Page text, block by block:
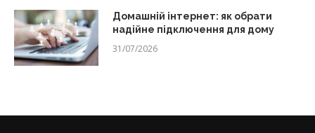
Домашній інтернет: як обрати
надійне підключення для дому
31/07/2026